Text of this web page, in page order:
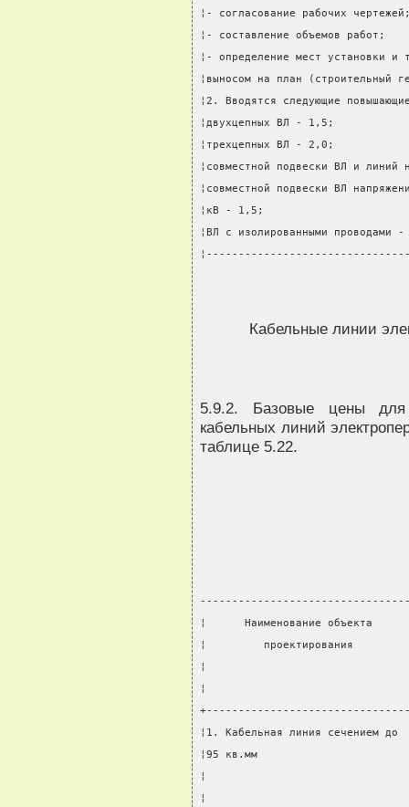
¦- согласование рабочих
¦- составление объемов
¦- определение мест установки
¦выносом на план
¦2. Вводятся следующие
¦двухцепных ВЛ - 1,5;
¦трехцепных ВЛ - 2,0;
¦совместной подвески ВЛ и
¦совместной подвески ВЛ
¦кВ - 1,5;
¦ВЛ с изолированными
Кабельные линии
5.9.2. Базовые цены для
кабельных линий
таблице 5.22.
¦      Наименование объекта
¦         проектирования
¦
¦                                ¦
¦1. Кабельная линия
¦95 кв.мм
¦                                ¦
¦